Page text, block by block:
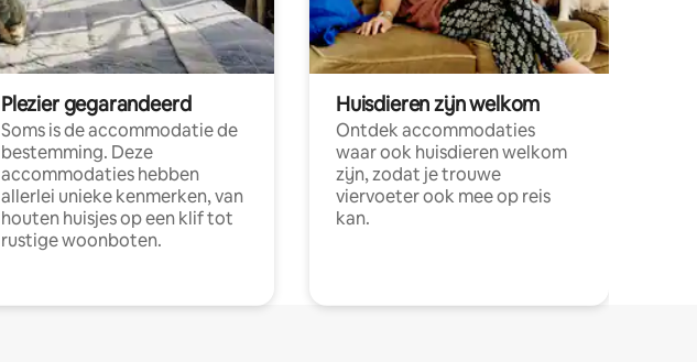
Plezier gegarandeerd
Soms is de accommodatie de
bestemming. Deze
accommodaties hebben
allerlei unieke kenmerken, van
houten huisjes op een klif tot
rustige woonboten.
Huisdieren zijn welkom
Ontdek accommodaties
waar ook huisdieren welkom
zijn, zodat je trouwe
viervoeter ook mee op reis
kan.